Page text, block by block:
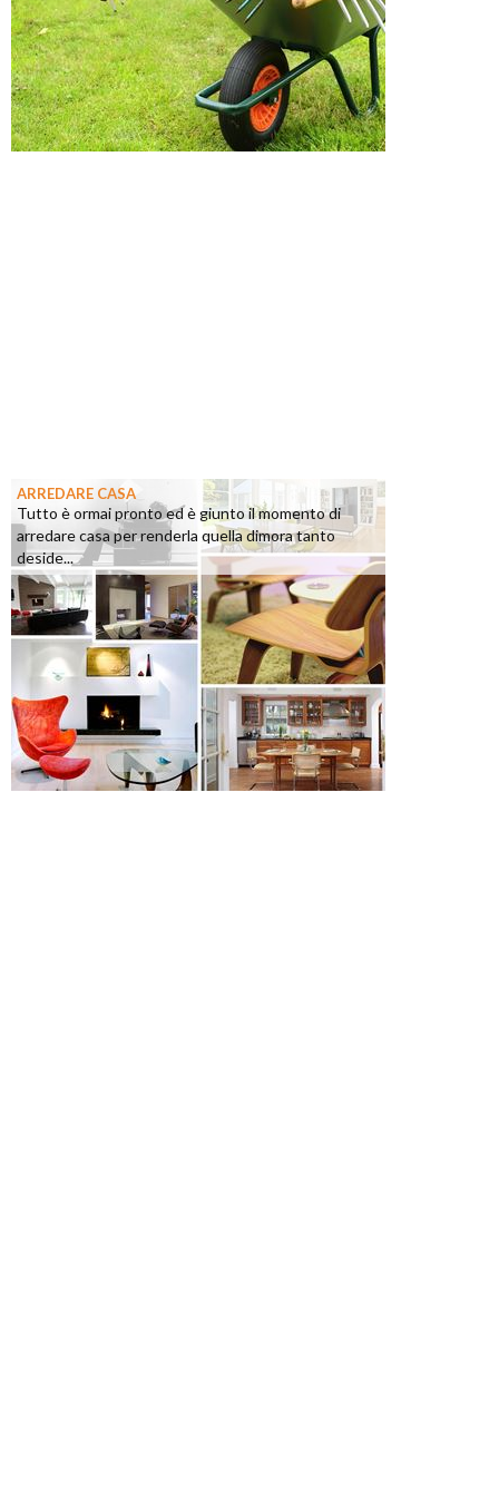
ARREDARE CASA
Tutto è ormai pronto ed è giunto il momento di
arredare casa per renderla quella dimora tanto
deside...